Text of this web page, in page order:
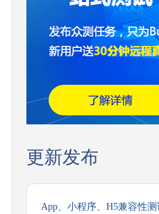
更新发布
App、小程序、H5兼容性